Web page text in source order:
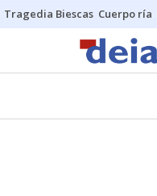
Tragedia Biescas Cuerpo ría